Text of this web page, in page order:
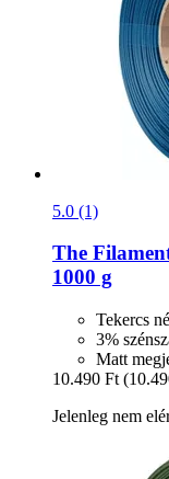
5.0 (1)
The
1000 g
Tekercs
3%
Matt
10.490 Ft
Jelenleg nem